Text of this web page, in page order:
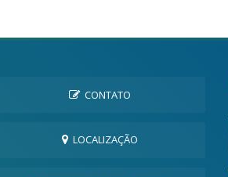
CONTATO
LOCALIZAÇÃO